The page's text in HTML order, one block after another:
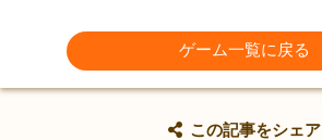
ゲーム一覧に戻る
この記事をシェア